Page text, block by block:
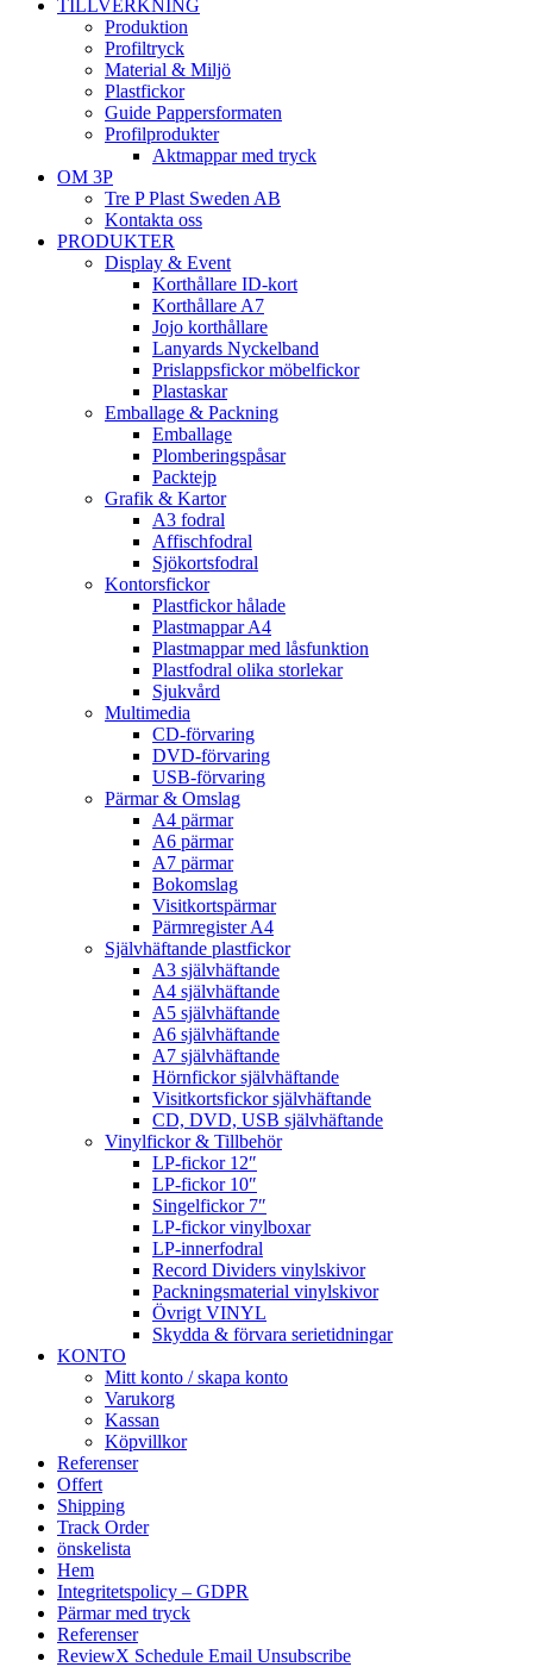
TILLVERKNING
Produktion
Profiltryck
Material & Miljö
Plastfickor
Guide Pappersformaten
Profilprodukter
Aktmappar med tryck
OM 3P
Tre P Plast Sweden AB
Kontakta oss
PRODUKTER
Display & Event
Korthållare ID-kort
Korthållare A7
Jojo korthållare
Lanyards Nyckelband
Prislappsfickor möbelfickor
Plastaskar
Emballage & Packning
Emballage
Plomberingspåsar
Packtejp
Grafik & Kartor
A3 fodral
Affischfodral
Sjökortsfodral
Kontorsfickor
Plastfickor hålade
Plastmappar A4
Plastmappar med låsfunktion
Plastfodral olika storlekar
Sjukvård
Multimedia
CD-förvaring
DVD-förvaring
USB-förvaring
Pärmar & Omslag
A4 pärmar
A6 pärmar
A7 pärmar
Bokomslag
Visitkortspärmar
Pärmregister A4
Självhäftande plastfickor
A3 självhäftande
A4 självhäftande
A5 självhäftande
A6 självhäftande
A7 självhäftande
Hörnfickor självhäftande
Visitkortsfickor självhäftande
CD, DVD, USB självhäftande
Vinylfickor & Tillbehör
LP-fickor 12″
LP-fickor 10″
Singelfickor 7″
LP-fickor vinylboxar
LP-innerfodral
Record Dividers vinylskivor
Packningsmaterial vinylskivor
Övrigt VINYL
Skydda & förvara serietidningar
KONTO
Mitt konto / skapa konto
Varukorg
Kassan
Köpvillkor
Referenser
Offert
Shipping
Track Order
önskelista
Hem
Integritetspolicy – GDPR
Pärmar med tryck
Referenser
ReviewX Schedule Email Unsubscribe